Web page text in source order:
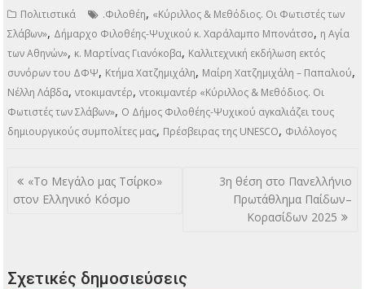
Πολιτιστικά .Φιλοθέη, «Κύριλλος & Μεθόδιος. Οι Φωτιστές των
Σλάβων», Δήμαρχο Φιλοθέης-Ψυχικού κ. Χαράλαμπο Μπονάτσο, η Αγία
των Αθηνών», κ. Μαρτίνας Γιανόκοβα, Καλλιτεχνική εκδήλωση εκτός
συνόρων του ΔΦΨ, Κτήμα Χατζημιχάλη, Μαίρη Χατζημιχάλη – Παπαλιού,
Νέλλη Λάβδα,ντοκιμαντέρ,ντοκιμαντέρ «Κύριλλος & Μεθόδιος. Οι
Φωτιστές των Σλάβων», Ο Δήμος Φιλοθέης-Ψυχικού αγκαλιάζει τους
δημιουργικούς συμπολίτες μας, Πρέσβειρας της UNESCO, Φιλόλογος
Πλοήγηση
άρθρων
«Το Μεγάλο μας Τσίρκο»
στον Ελληνικό Κόσμο
3η θέση στο Πανελλήνιο
Πρωτάθλημα Παίδων–
Κορασίδων 2025
Σχετικές δημοσιεύσεις